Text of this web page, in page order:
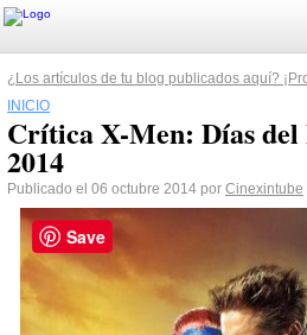
¿Los artículos de tu blog publicados aquí?
INICIO
Crítica X-Men: Días del
2014
Publicado el 06 octubre 2014 por Cinexintube
Save